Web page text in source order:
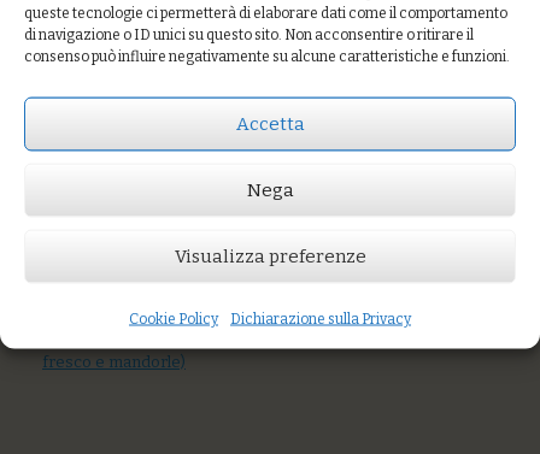
queste tecnologie ci permetterà di elaborare dati come il comportamento
di navigazione o ID unici su questo sito. Non acconsentire o ritirare il
consenso può influire negativamente su alcune caratteristiche e funzioni.
Accetta
Nega
Visualizza preferenze
Cookie Policy Dichiarazione sulla Privacy
AGGIUNGI AL CARRELLO
You might also like
Tagliatelle di grani antichi al ragù di palamita
taggiasche e salsa di datterini
fresco e mandorle)
Fusilli di grani
antichi al sugo di
mare